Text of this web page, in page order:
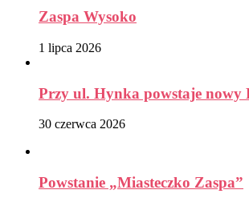
Zaspa Wysoko
1 lipca 2026
Przy ul. Hynka powstaje nowy
30 czerwca 2026
Powstanie „Miasteczko Zaspa”